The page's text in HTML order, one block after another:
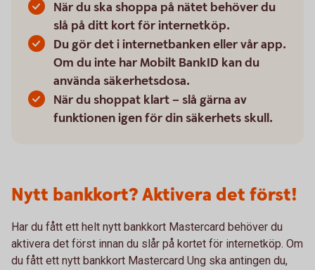
När du ska shoppa på nätet behöver du
slå på ditt kort för internetköp.
Du gör det i internetbanken eller vår app.
Om du inte har Mobilt BankID kan du
använda säkerhetsdosa.
När du shoppat klart – slå gärna av
funktionen igen för din säkerhets skull.
Nytt bankkort? Aktivera det först!
Har du fått ett helt nytt bankkort Mastercard behöver du
aktivera det först innan du slår på kortet för internetköp. Om
du fått ett nytt bankkort Mastercard Ung ska antingen du,